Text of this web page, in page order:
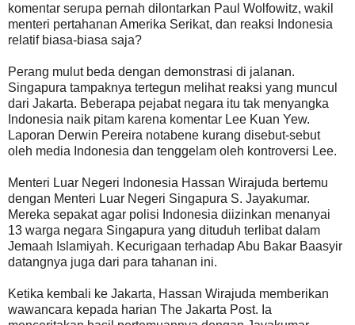
komentar serupa pernah dilontarkan Paul Wolfowitz, wakil
menteri pertahanan Amerika Serikat, dan reaksi Indonesia
relatif biasa-biasa saja?
Perang mulut beda dengan demonstrasi di jalanan.
Singapura tampaknya tertegun melihat reaksi yang muncul
dari Jakarta. Beberapa pejabat negara itu tak menyangka
Indonesia naik pitam karena komentar Lee Kuan Yew.
Laporan Derwin Pereira notabene kurang disebut-sebut
oleh media Indonesia dan tenggelam oleh kontroversi Lee.
Menteri Luar Negeri Indonesia Hassan Wirajuda bertemu
dengan Menteri Luar Negeri Singapura S. Jayakumar.
Mereka sepakat agar polisi Indonesia diizinkan menanyai
13 warga negara Singapura yang dituduh terlibat dalam
Jemaah Islamiyah. Kecurigaan terhadap Abu Bakar Baasyir
datangnya juga dari para tahanan ini.
Ketika kembali ke Jakarta, Hassan Wirajuda memberikan
wawancara kepada harian The Jakarta Post. Ia